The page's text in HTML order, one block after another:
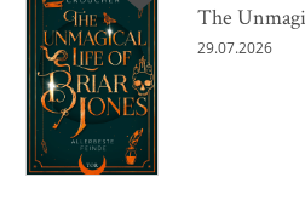
The
29.07.2026